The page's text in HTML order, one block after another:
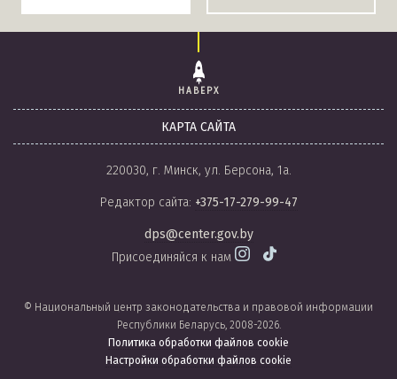
НАВЕРХ
КАРТА САЙТА
220030, г. Минск, ул. Берсона, 1а.
Редактор сайта: +375-17-279-99-47
dps@center.gov.by
Присоединяйся к нам
© Национальный центр законодательства и правовой информации
Республики Беларусь, 2008-2026.
Политика обработки файлов cookie
Настройки обработки файлов cookie